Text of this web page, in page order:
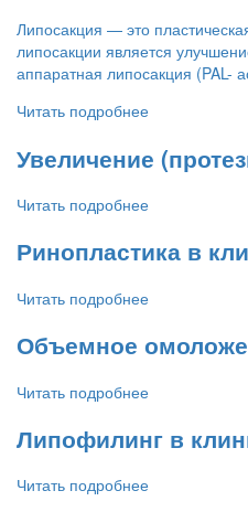
Липосакция — это
липосакции является
аппаратная липосакция
Читать подробнее
Увеличение
Читать подробнее
Ринопластика в
Читать подробнее
Объемное
Читать подробнее
Липофилинг в
Читать подробнее